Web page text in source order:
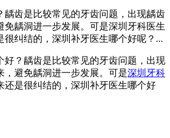
龋齿是比较常见的牙齿问题，出现龋齿
免龋洞进一步发展。可是深圳牙科医生
很纠结的，深圳补牙医生哪个好呢？...
？龋齿是比较常见的牙齿问题，出现
，避免龋洞进一步发展。可是深圳牙科
还是很纠结的，深圳补牙医生哪个好